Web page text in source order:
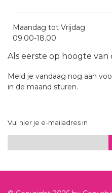
Maandag tot Vrijdag
09.00-18.00
Als eerste op hoogte
Meld je vandaag nog aan
in de maand sturen.
Vul hier je e-mailadres in